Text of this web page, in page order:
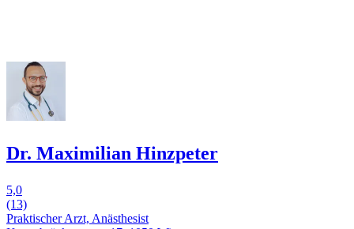
Dr. Maximilian Hinzpeter
5,0
(13)
Praktischer Arzt, Anästhesist